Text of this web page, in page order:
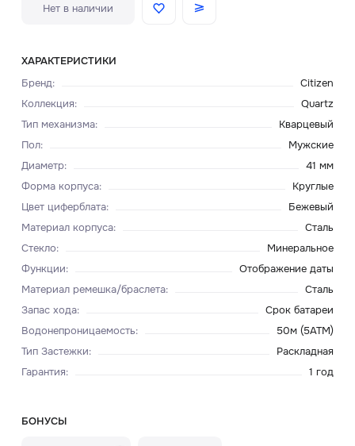
Нет в наличии
ХАРАКТЕРИСТИКИ
Бренд:
Citizen
Коллекция:
Quartz
Тип механизма:
Кварцевый
Пол:
Мужские
Диаметр:
41 мм
Форма корпуса:
Круглые
Цвет циферблата:
Бежевый
Материал корпуса:
Сталь
Стекло:
Минеральное
Функции:
Отображение даты
Материал ремешка/браслета:
Сталь
Запас хода:
Срок батареи
Водонепроницаемость:
50м (5ATM)
Тип Застежки:
Раскладная
Гарантия: 1 год
БОНУСЫ